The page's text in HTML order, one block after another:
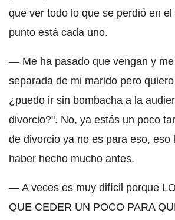
que ver todo lo que se perdió en
punto está cada uno.
— Me ha pasado que vengan y
separada de mi marido pero
¿puedo ir sin bombacha a la
divorcio?". No, ya estás un poco
de divorcio ya no es para eso, eso
haber hecho mucho antes.
— A veces es muy difícil porque
QUE CEDER UN POCO PARA